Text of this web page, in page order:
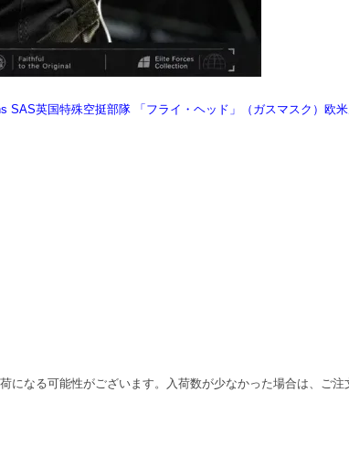
SAS英国特殊空挺部隊 「フライ・ヘッド」（ガスマスク）欧
になる可能性がございます。入荷数が少なかった場合は、ご